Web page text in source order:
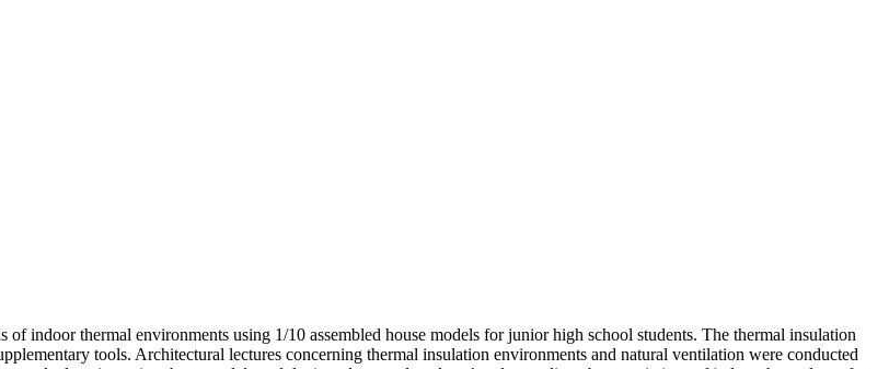
indoor thermal environments using 1/10 assembled house models for junior high school students. The thermal insulation
tools. Architectural lectures concerning thermal insulation environments and natural ventilation were conducted